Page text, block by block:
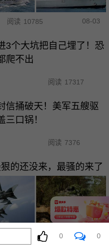
阅读 10785 08-03
3个大坑把自己埋了！恐
爬不出
阅读 17317
信捅破天！美军五艘驱
三口锅！
阅读 7376
的还没来，最骚的来了
5979 08-03
0 0